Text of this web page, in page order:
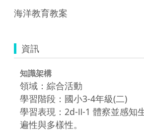
海洋教育教案
資訊
知識架構
領域：綜合活動
學習階段：國小3-4年級(二)
學習表現：2d-Ⅱ-1 體察並感知
遍性與多樣性。